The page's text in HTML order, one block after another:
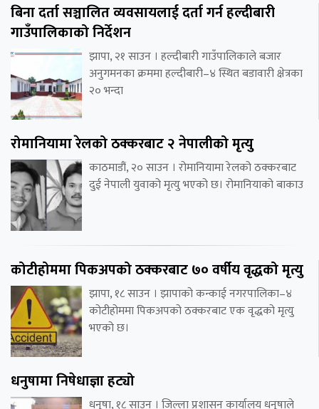
बिना दर्ता सञ्चालित व्यवसायलाई दर्ता गर्न हल्दीबारी
गाउँपालिकाको निर्देशन
झापा, २१ साउन । हल्दीबारी गाउँपालिकाले बजार
अनुगमनका क्रममा हल्दीबारी–४ स्थित बडावारी क्षेत्रका
२० भन्दा
रोमानियामा रेलको ठक्करबाट २ नेपालीको मृत्यु
काठमाडौं, २० साउन । रोमानियामा रेलको ठक्करबाट
दुई नेपाली युवाको मृत्यु भएको छ। रोमानियाको बाकाउ
कोटीहोममा पिकअपको ठक्करबाट ७० वर्षीय वृद्धको मृत्यु
झापा, १८ साउन । झापाको कन्काई नगरपालिका–४
कोटीहोममा पिकअपको ठक्करबाट एक वृद्धको मृत्यु
भएको छ।
धनुषामा निषेधाज्ञा हट्यो